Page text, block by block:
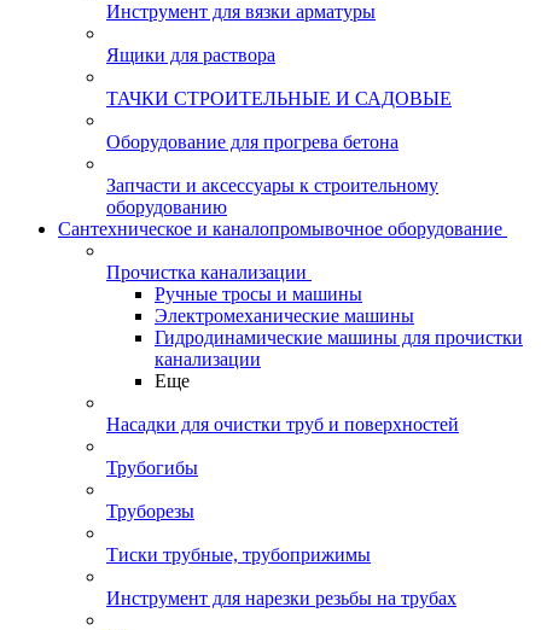
Инструмент для вязки арматуры
Ящики для раствора
ТАЧКИ СТРОИТЕЛЬНЫЕ И САДОВЫЕ
Оборудование для прогрева бетона
Запчасти и аксессуары к строительному
оборудованию
Сантехническое и каналопромывочное оборудование
Прочистка канализации
Ручные тросы и машины
Электромеханические машины
Гидродинамические машины для прочистки
канализации
Еще
Насадки для очистки труб и поверхностей
Трубогибы
Труборезы
Тиски трубные, трубоприжимы
Инструмент для нарезки резьбы на трубах